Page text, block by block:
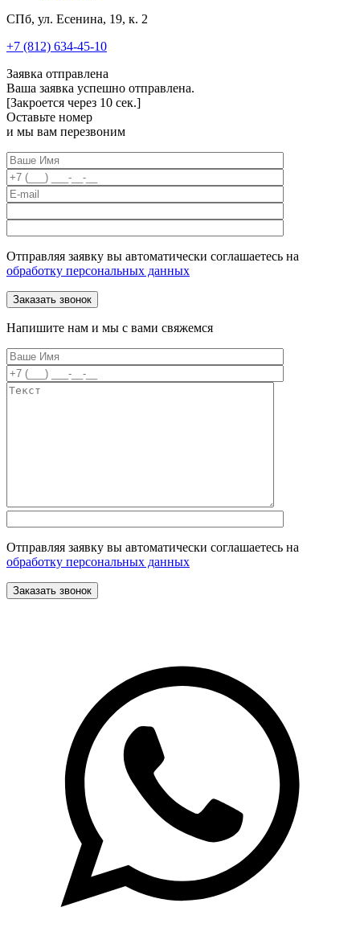
СПб, ул. Есенина, 19, к. 2
+7 (812) 634-45-10
Заявка отправлена
Ваша заявка успешно отправлена.
[Закроется через 10 сек.]
Оставьте номер
и мы вам перезвоним
Отправляя заявку вы автоматически соглашаетесь на
обработку персональных данных
Напишите нам и мы с вами свяжемся
Отправляя заявку вы автоматически соглашаетесь на
обработку персональных данных